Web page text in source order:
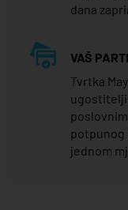
dana
VAŠ
Tvrtka
potpunog
jednom